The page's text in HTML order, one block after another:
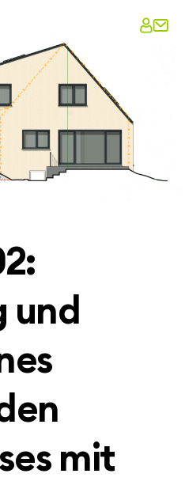
und
mit